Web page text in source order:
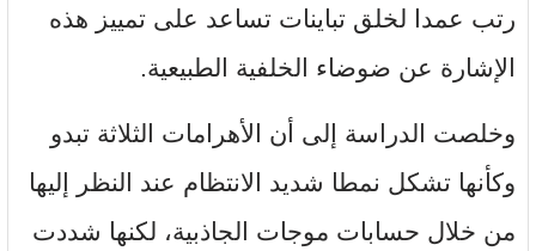
رتب عمدا لخلق تباينات تساعد على تمييز هذه
الإشارة عن ضوضاء الخلفية الطبيعية.
وخلصت الدراسة إلى أن الأهرامات الثلاثة تبدو
وكأنها تشكل نمطا شديد الانتظام عند النظر إليها
من خلال حسابات موجات الجاذبية، لكنها شددت